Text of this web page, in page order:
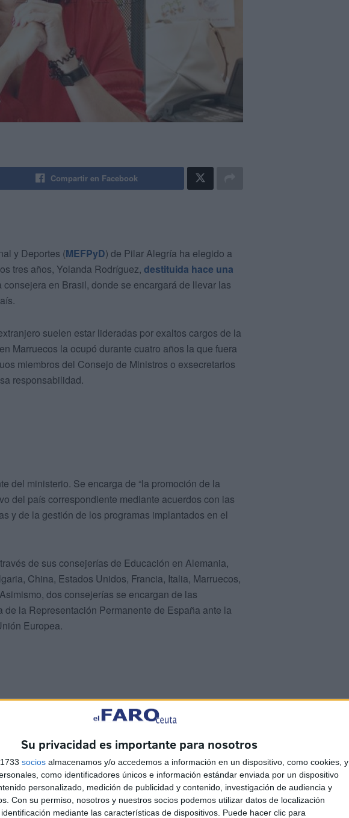
Su privacidad es importante para nosotros
socios almacenamos y/o accedemos a información en un dispositivo, como cookies, y
como identificadores únicos e información estándar enviada por un dispositivo
personalizado, medición de publicidad y contenido, investigación de audiencia y
Con su permiso, nosotros y nuestros socios podemos utilizar datos de localización
mediante las características de dispositivos. Puede hacer clic para
Compartir en Facebook
y Deportes (MEFPyD) de Pilar Alegría ha elegido a
tres años, Yolanda Rodríguez, destituida hace una
consejera en Brasil, donde se encargará de llevar las
suelen estar lideradas por exaltos cargos de la
Marruecos la ocupó durante cuatro años la que fuera
miembros del Consejo de Ministros o exsecretarios
responsabilidad.
del ministerio. Se encarga de “la promoción de la
del país correspondiente mediante acuerdos con las
y de la gestión de los programas implantados en el
de sus consejerías de Educación en Alemania,
China, Estados Unidos, Francia, Italia, Marruecos,
dos consejerías se encargan de las
la Representación Permanente de España ante la
Europea.
aceptase cesar a Rodríguez en Ceuta, algo a
nada más llegar a la Delegación en otoño de
argumento conocido para justificar su remoción
parte del círculo de confianza del aparato de Daoiz.